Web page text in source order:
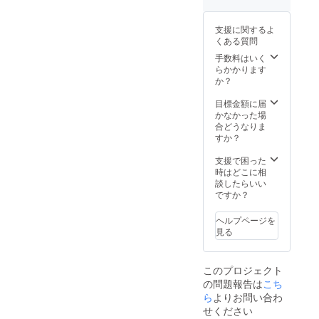
の入力
いいた
しま
す。入
力いた
だいき
住所に
お送り
しま
す。 ス
カーサ
イズは
「W14c
m×H7c
なりま
す。
支援に関するよ
くある質問
手数料はいく
らかかります
か？
目標金額に届
かなかった場
合どうなりま
すか？
支援で困った
時はどこに相
談したらいい
ですか？
ヘルプページを
見る
このプロジェクト
の問題報告はこち
らよりお問い合わ
せください